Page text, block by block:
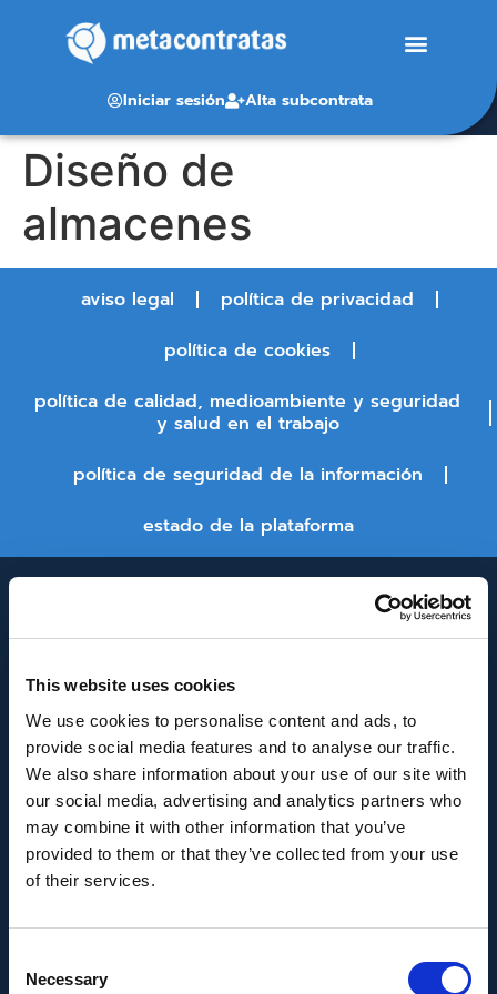
This website uses cookies
We use cookies to personalise content and ads, to
provide social media features and to analyse our traffic.
We also share information about your use of our site with
our social media, advertising and analytics partners who
may combine it with other information that you’ve
provided to them or that they’ve collected from your use
of their services.
Selection
Necessary
Iniciar sesión Alta subcontrata
Diseño de
almacenes
aviso legal
política de privacidad
política de cookies
política de calidad, medioambiente y seguridad
y salud en el trabajo
política de seguridad de la información
estado de la plataforma
INNOVACIÓN Y DESARROLLO DE ANDALUCÍA
IDEA
Se ha recibido un incentivo de la Agencia de
Innovación y Desarrollo de Andalucía IDEA, de la
43.802,59€, cofinanciado en un 80% por la Unión